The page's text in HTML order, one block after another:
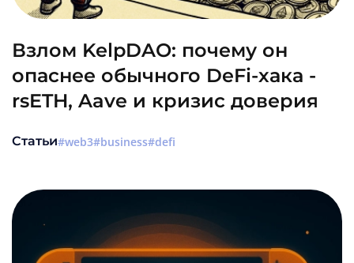
Взлом KelpDAO: почему он
опаснее обычного DeFi-хака -
rsETH, Aave и кризис доверия
Статьи web3 business defi